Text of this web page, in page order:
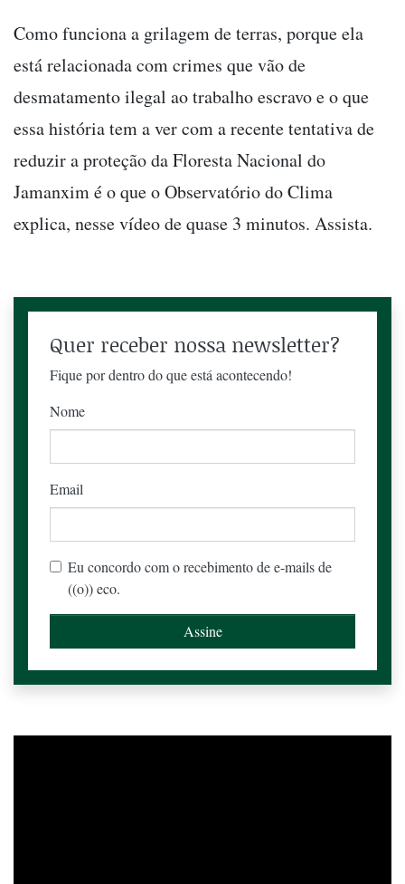
Como funciona a grilagem de terras, porque ela
está relacionada com crimes que vão de
desmatamento ilegal ao trabalho escravo e o que
essa história tem a ver com a recente tentativa de
reduzir a proteção da Floresta Nacional do
Jamanxim é o que o Observatório do Clima
explica, nesse vídeo de quase 3 minutos. Assista.
Quer receber nossa newsletter?
Fique por dentro do que está acontecendo!
Nome
Email
Eu concordo com o recebimento de e-mails de
((o)) eco.